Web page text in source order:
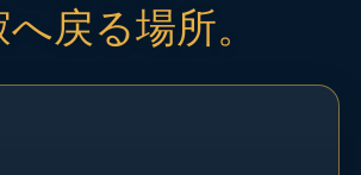
戻る場所。